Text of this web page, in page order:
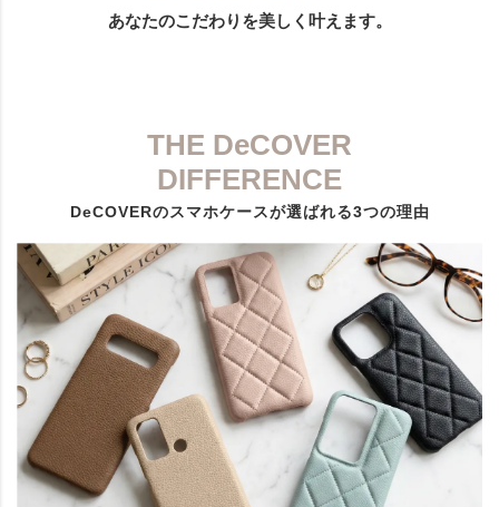
あなたのこだわりを美しく叶えます。
THE DeCOVER
DIFFERENCE
DeCOVERのスマホケースが選ばれる3つの理由